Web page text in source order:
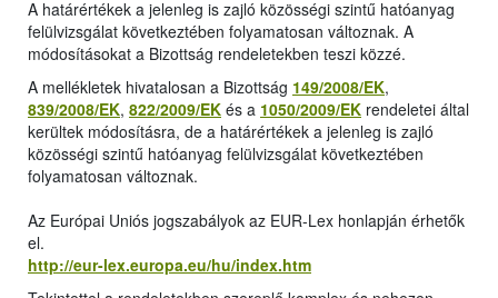
A határértékek a jelenleg is zajló közösségi szintű hatóanyag
felülvizsgálat következtében folyamatosan változnak. A
módosításokat a Bizottság rendeletekben teszi közzé.
A mellékletek hivatalosan a Bizottság 149/2008/EK,
839/2008/EK, 822/2009/EK és a 1050/2009/EK rendeletei által
kerültek módosításra, de a határértékek a jelenleg is zajló
közösségi szintű hatóanyag felülvizsgálat következtében
folyamatosan változnak.
Az Európai Uniós jogszabályok az EUR-Lex honlapján érhetők
el.
http://eur-lex.europa.eu/hu/index.htm